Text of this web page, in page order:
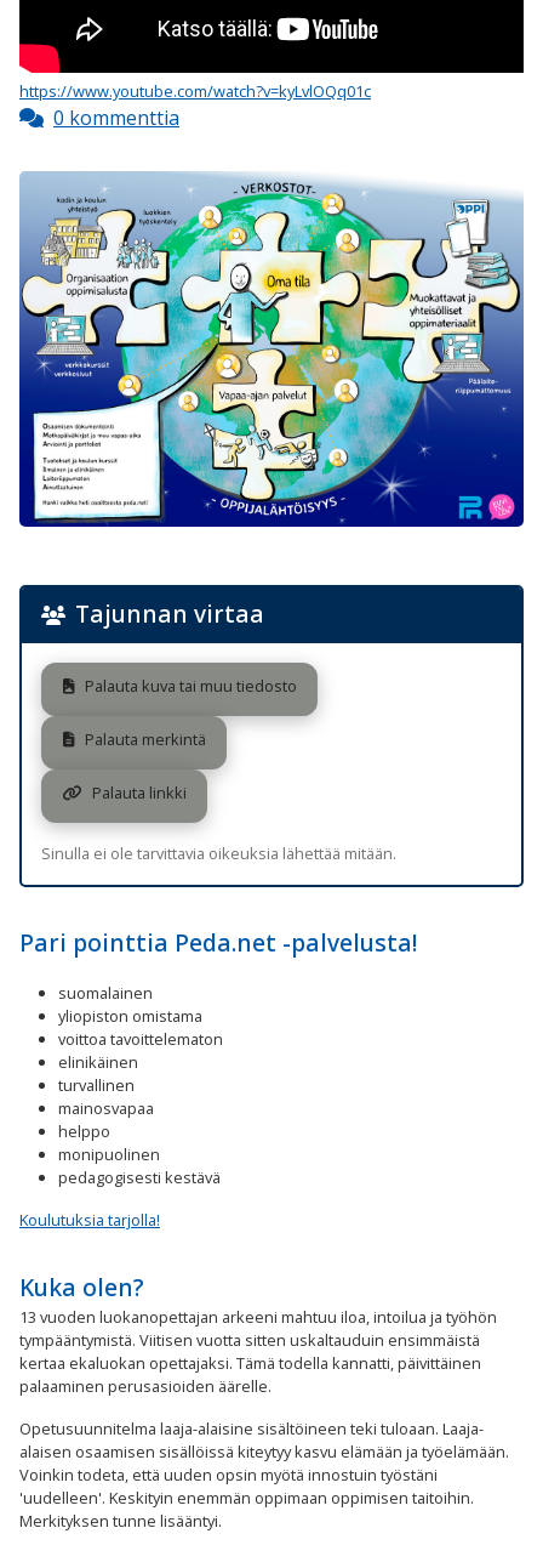
https://www.youtube.com/watch?v=kyLvlOQq01c
0 kommenttia
Tajunnan virtaa
Palauta kuva tai muu tiedosto
Palauta merkintä
Palauta linkki
Sinulla ei ole tarvittavia oikeuksia lähettää mitään.
Pari pointtia Peda.net -palvelusta!
suomalainen
yliopiston omistama
voittoa tavoittelematon
elinikäinen
turvallinen
mainosvapaa
helppo
monipuolinen
pedagogisesti kestävä
Koulutuksia tarjolla!
Kuka olen?
13 vuoden luokanopettajan arkeeni mahtuu iloa, intoilua ja työhön
tympääntymistä. Viitisen vuotta sitten uskaltauduin ensimmäistä
kertaa ekaluokan opettajaksi. Tämä todella kannatti, päivittäinen
palaaminen perusasioiden äärelle.
Opetusuunnitelma laaja-alaisine sisältöineen teki tuloaan. Laaja-
alaisen osaamisen sisällöissä kiteytyy kasvu elämään ja työelämään.
Voinkin todeta, että uuden opsin myötä innostuin työstäni
'uudelleen'. Keskityin enemmän oppimaan oppimisen taitoihin.
Merkityksen tunne lisääntyi.